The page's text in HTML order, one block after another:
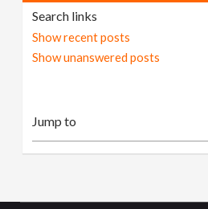
Search links
Show recent posts
Show unanswered posts